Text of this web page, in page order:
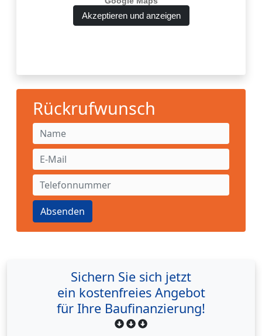
Rückrufwunsch
Absenden
Sichern Sie sich jetzt
ein kostenfreies Angebot
für Ihre Baufinanzierung!